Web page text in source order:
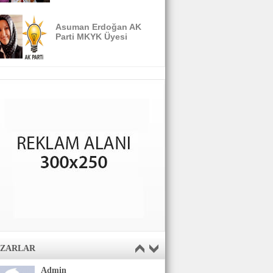
Asuman Erdoğan AK
Parti MKYK Üyesi
Admin